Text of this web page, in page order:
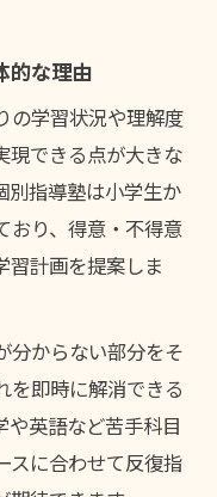
的な理由
の学習状況や理解度
現できる点が大きな
別指導塾は小学生か
おり、得意・不得意
習計画を提案しま
分からない部分をそ
を即時に解消できる
や英語など苦手科目
スに合わせて反復指